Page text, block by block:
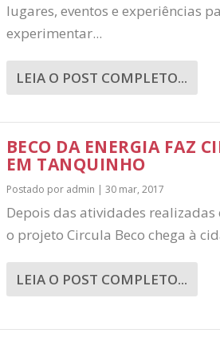
lugares, eventos e experiências
experimentar...
LEIA O POST COMPLETO...
BECO DA ENERGIA FAZ
EM TANQUINHO
Postado por admin 30 mar, 2017
Depois das atividades realizadas
o projeto Circula Beco chega à
LEIA O POST COMPLETO...